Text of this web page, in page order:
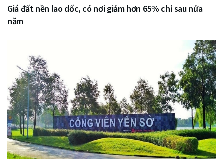
Giá đất nền lao dốc, có nơi giảm hơn 65% chỉ sau nửa
năm